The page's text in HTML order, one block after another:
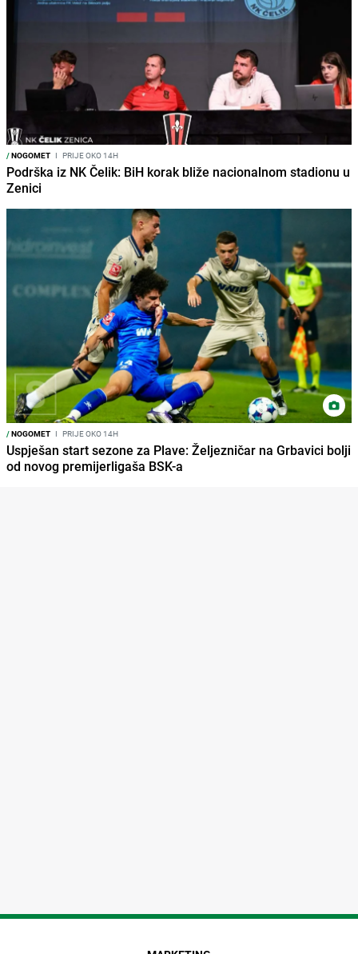
/NOGOMET I PRIJE OKO 14H
Podrška iz NK Čelik: BiH korak bliže nacionalnom stadionu u
Zenici
/NOGOMET I PRIJE OKO 14H
Uspješan start sezone za Plave: Željezničar na Grbavici bolji
od novog premijerligaša BSK-a